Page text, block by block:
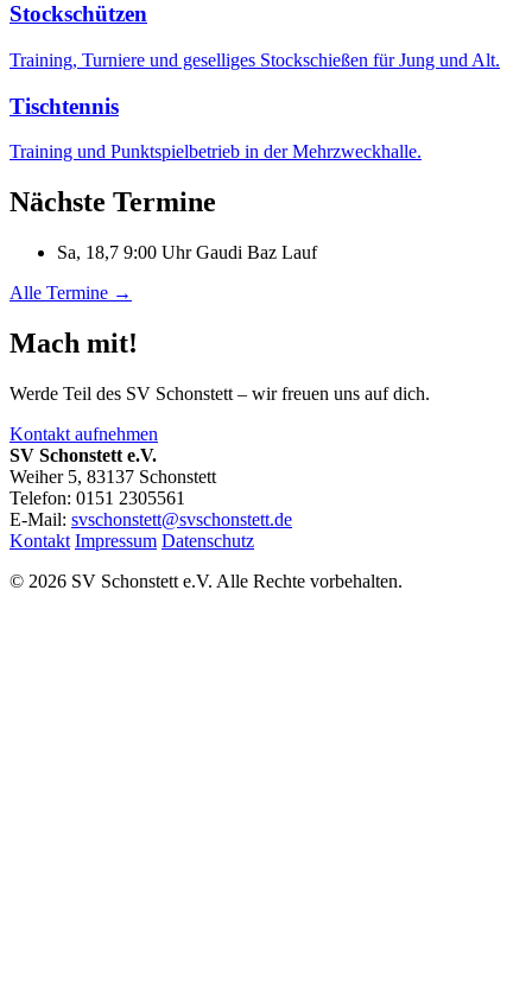
Stockschützen
Training, Turniere und geselliges Stockschießen für Jung und Alt.
Tischtennis
Training und Punktspielbetrieb in der Mehrzweckhalle.
Nächste Termine
Sa, 18,7 9:00 UhrGaudi Baz Lauf
Alle Termine →
Mach mit!
Werde Teil des SV Schonstett – wir freuen uns auf dich.
Kontakt aufnehmen
SV Schonstett e.V.
Weiher 5, 83137 Schonstett
Telefon: 0151 2305561
E-Mail: svschonstett@svschonstett.de
Kontakt Impressum Datenschutz
© 2026 SV Schonstett e.V. Alle Rechte vorbehalten.